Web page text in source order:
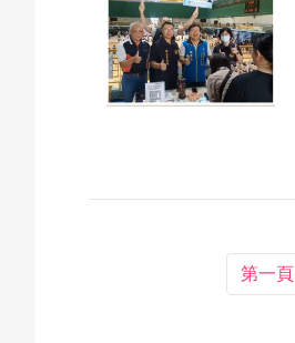
第一頁